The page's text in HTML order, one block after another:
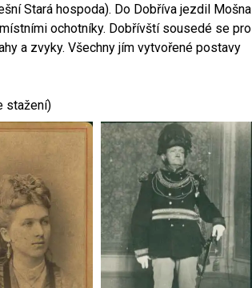
Stará hospoda). Do Dobříva jezdil Mošna
ochotníky. Dobřívští sousedé se pro
a zvyky. Všechny jím vytvořené postavy
stažení)